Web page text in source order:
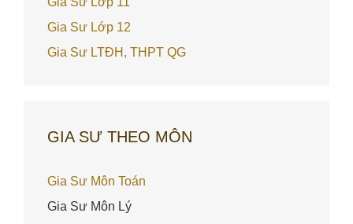
Gia Sư Lớp 12
Gia Sư LTĐH, THPT QG
GIA SƯ THEO MÔN
Gia Sư Môn Toán
Gia Sư Môn Lý